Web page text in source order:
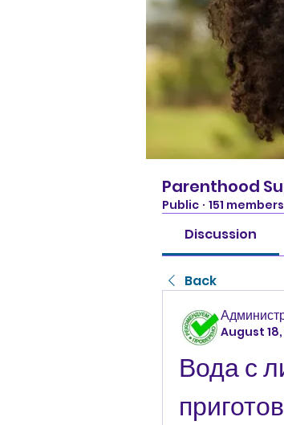
Parenthood
Public · 151 members
Discussion
Back
August
Вода с